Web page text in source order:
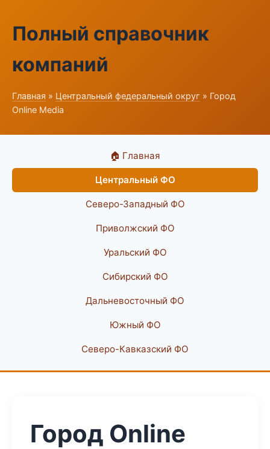
Полный справочник
компаний
Главная » Центральный федеральный округ » Город
Online Media
🏠 Главная
Центральный ФО
Северо-Западный ФО
Приволжский ФО
Уральский ФО
Сибирский ФО
Дальневосточный ФО
Южный ФО
Северо-Кавказский ФО
Город Online